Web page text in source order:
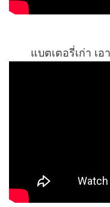
แบตเตอรี่เก่า เ